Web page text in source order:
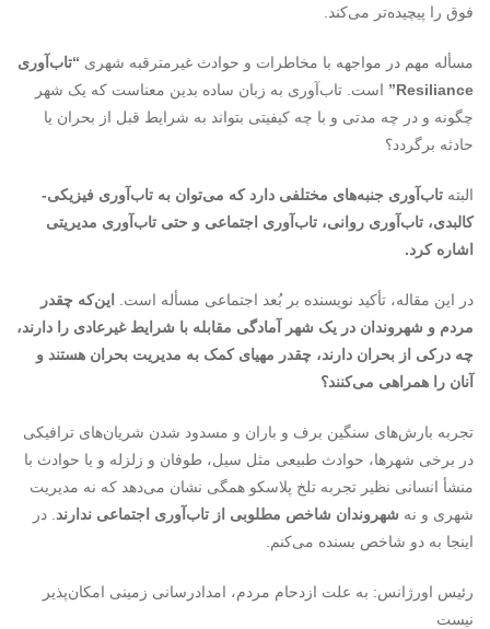
فوق را پیچیده‌تر می‌کند.
مسأله مهم در مواجهه با مخاطرات و حوادث غیرمترقبه شهری “تاب‌آوری
Resiliance”
است. تاب‌آوری به زبان ساده بدین معناست که یک شهر
چگونه و در چه مدتی و با چه کیفیتی بتواند به شرایط قبل از بحران یا
حادثه برگردد؟
البته تاب‌آوری جنبه‌های مختلفی دارد که می‌توان به تاب‌آوری فیزیکی-
کالبدی، تاب‌آوری روانی، تاب‌آوری اجتماعی و حتی تاب‌آوری مدیریتی
اشاره کرد.
در این مقاله، تأکید نویسنده بر بُعد اجتماعی مسأله است. این‌که چقدر
مردم و شهروندان در یک شهر آمادگی مقابله با شرایط غیرعادی را دارند،
چه درکی از بحران دارند، چقدر مهیای کمک به مدیریت بحران هستند و
آنان را همراهی می‌کنند؟
تجربه بارش‌های سنگین برف و باران و مسدود شدن شریان‌های ترافیکی
در برخی شهرها، حوادث طبیعی مثل سیل، طوفان و زلزله و یا حوادث با
منشأ انسانی نظیر تجربه تلخ پلاسکو همگی نشان می‌دهد که نه مدیریت
شهری و نه شهروندان شاخص مطلوبی از تاب‌آوری اجتماعی ندارند. در
اینجا به دو شاخص بسنده می‌کنم.
رئیس اورژانس: به علت ازدحام مردم، امدادرسانی زمینی امکان‌پذیر
نیست